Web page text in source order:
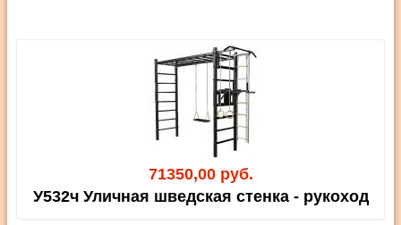
71350,00 руб.
У532ч Уличная шведская стенка - рукоход